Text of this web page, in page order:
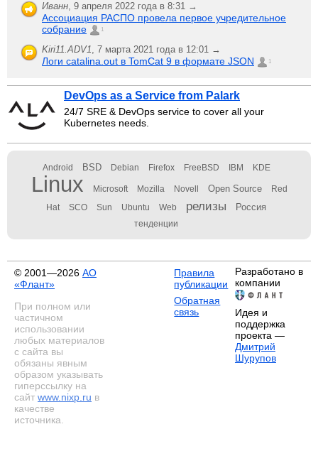
Иванн, 9 апреля 2022 года в 8:31 →
Ассоциация РАСПО провела первое учредительное
собрание
1
Kiri11.ADV1, 7 марта 2021 года в 12:01 →
Логи catalina.out в TomCat 9 в формате JSON 1
DevOps as a Service from Palark
24/7 SRE & DevOps service to cover all your
Kubernetes needs.
Android BSD Debian Firefox FreeBSD IBM KDE
Linux Microsoft Mozilla Novell Open Source Red
Hat SCO Sun Ubuntu Web релизы Россия
тенденции
© 2001—2026 АО
«Флант»
При полном или
частичном
использовании
любых материалов
с сайта вы
обязаны явным
образом указывать
гиперссылку на
сайт www.nixp.ru в
качестве
источника.
Правила
публикации
Обратная
связь
Разработано в
компании
Идея и
поддержка
проекта —
Дмитрий
Шурупов